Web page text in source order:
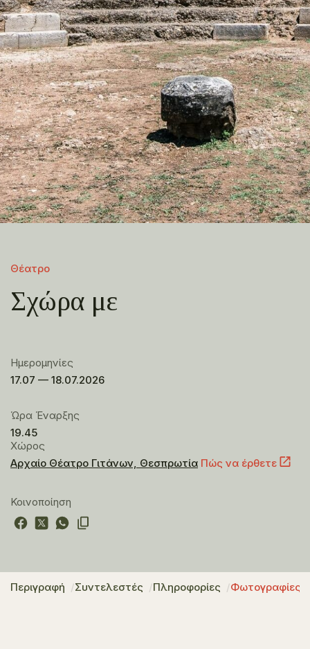
Θέατρο
Σχώρα με
Ημερομηνίες
17.07 — 18.07.2026
Ώρα Έναρξης
19.45
Χώρος
Αρχαίο Θέατρο Γιτάνων, Θεσπρωτία Πώς να έρθετε
Κοινοποίηση
Περιγραφή Συντελεστές Πληροφορίες Φωτογραφίες